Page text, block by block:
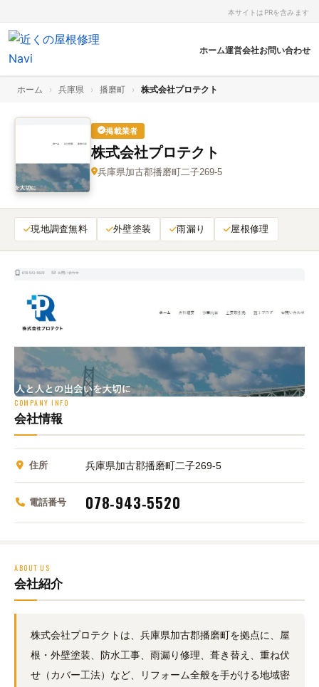
本サイトはPRを含みます
ホーム運営会社お問い合わせ
ホーム › 兵庫県 › 播磨町 › 株式会社プロテクト
掲載業者
株式会社プロテクト
兵庫県加古郡播磨町二子269‑5
現地調査無料 外壁塗装 雨漏り 屋根修理
COMPANY INFO
会社情報
住所 兵庫県加古郡播磨町二子269‑5
電話番号 078‑943‑5520
ABOUT US
会社紹介
株式会社プロテクトは、兵庫県加古郡播磨町を拠点に、屋
根・外壁塗装、防水工事、雨漏り修理、葺き替え、重ね伏
せ（カバー工法）など、リフォーム全般を手がける地域密